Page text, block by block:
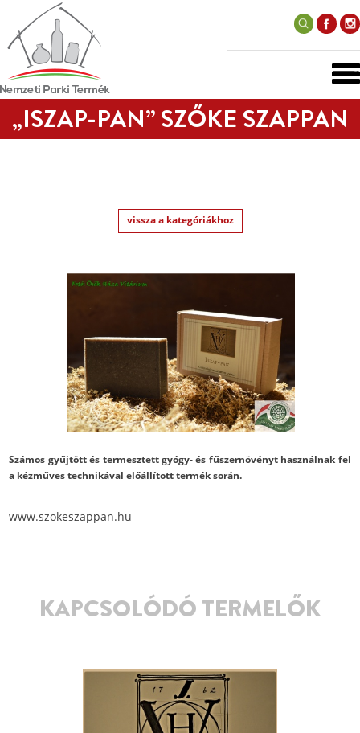
„ISZAP-PAN” SZŐKE SZAPPAN
vissza a kategóriákhoz
Számos gyűjtött és termesztett gyógy- és fűszernövényt használnak fel
a kézműves technikával előállított termék során.
www.szokeszappan.hu
KAPCSOLÓDÓ TERMELŐK